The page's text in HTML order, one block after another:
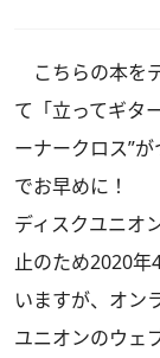
こちらの本を
て「立ってギタ
ーナークロス”
でお早めに！
ディスクユニオ
止のため2020年
いますが、オン
ユニオンのウェ